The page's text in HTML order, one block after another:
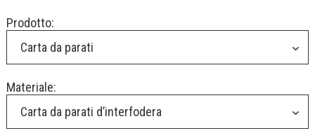
Prodotto:
Carta da parati
Materiale:
Carta da parati d’interfodera